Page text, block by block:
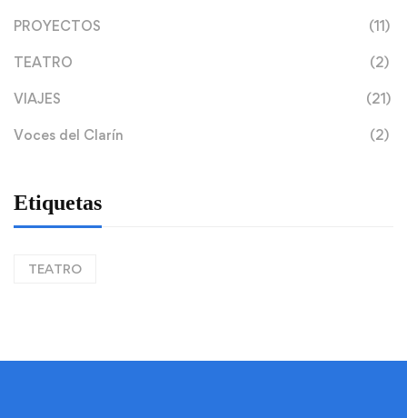
PROYECTOS (11)
TEATRO (2)
VIAJES (21)
Voces del Clarín (2)
Etiquetas
TEATRO